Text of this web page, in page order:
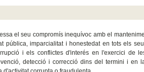
el seu compromís inequívoc amb el
pública, imparcialitat i honestedat en tots els
i els conflictes d'interés en l'exercici de
detecció i correcció dins del termini i en